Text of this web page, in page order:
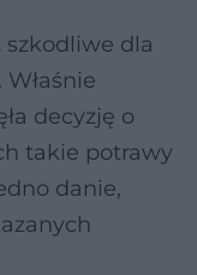
szkodliwe dla
decyzję o
takie potrawy
danie,